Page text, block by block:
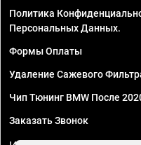
Политика
Персональных Данных.
Формы Оплаты
Удаление Сажевого
Чип Тюнинг BMW После
Заказать Звонок